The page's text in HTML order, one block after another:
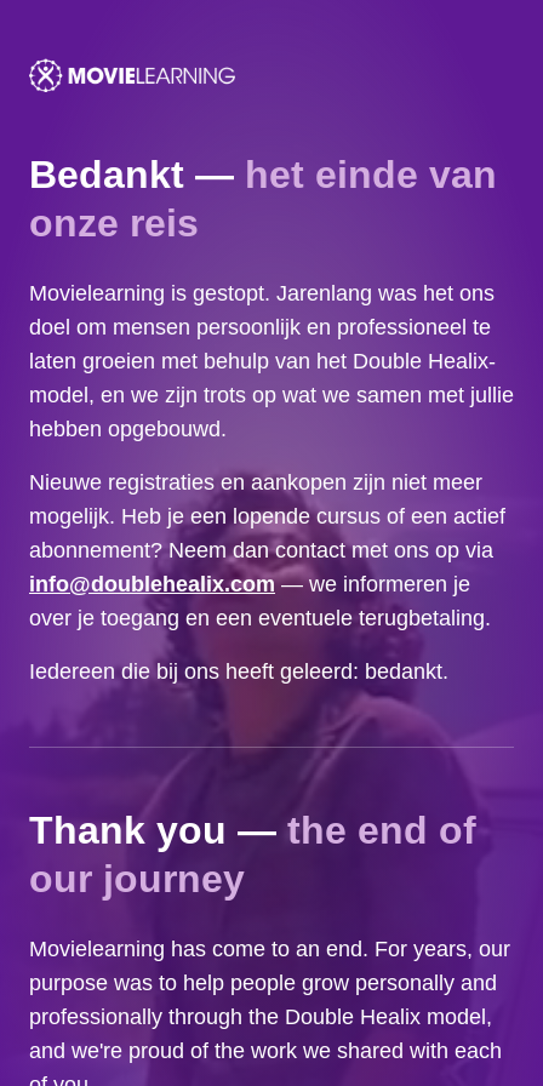
Bedankt — het einde van
onze reis
Movielearning is gestopt. Jarenlang was het ons
doel om mensen persoonlijk en professioneel te
laten groeien met behulp van het Double Healix-
model, en we zijn trots op wat we samen met jullie
hebben opgebouwd.
Nieuwe registraties en aankopen zijn niet meer
mogelijk. Heb je een lopende cursus of een actief
abonnement? Neem dan contact met ons op via
info@doublehealix.com— we informeren je
over je toegang en een eventuele terugbetaling.
Iedereen die bij ons heeft geleerd: bedankt.
Thank you — the end of
our journey
Movielearning has come to an end. For years, our
purpose was to help people grow personally and
professionally through the Double Healix model,
and we're proud of the work we shared with each